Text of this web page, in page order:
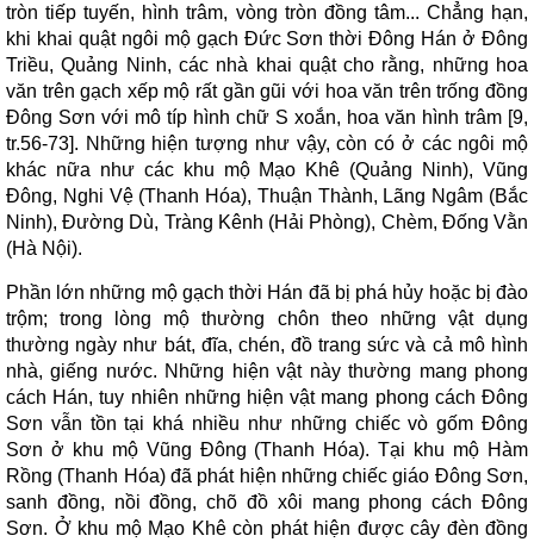
tròn tiếp tuyến, hình trâm, vòng tròn đồng tâm... Chẳng hạn,
khi khai quật ngôi mộ gạch Đức Sơn thời Đông Hán ở Đông
Triều, Quảng Ninh, các nhà khai quật cho rằng, những hoa
văn trên gạch xếp mộ rất gần gũi với hoa văn trên trống đồng
Đông Sơn với mô típ hình chữ S xoắn, hoa văn hình trâm [9,
tr.56-73]. Những hiện tượng như vậy, còn có ở các ngôi mộ
khác nữa như các khu mộ Mạo Khê (Quảng Ninh), Vũng
Đông, Nghi Vệ (Thanh Hóa), Thuận Thành, Lãng Ngâm (Bắc
Ninh), Đường Dù, Tràng Kênh (Hải Phòng), Chèm, Đống Vằn
(Hà Nội).
Phần lớn những mộ gạch thời Hán đã bị phá hủy hoặc bị đào
trộm; trong lòng mộ thường chôn theo những vật dụng
thường ngày như bát, đĩa, chén, đồ trang sức và cả mô hình
nhà, giếng nước. Những hiện vật này thường mang phong
cách Hán, tuy nhiên những hiện vật mang phong cách Đông
Sơn vẫn tồn tại khá nhiều như những chiếc vò gốm Đông
Sơn ở khu mộ Vũng Đông (Thanh Hóa). Tại khu mộ Hàm
Rồng (Thanh Hóa) đã phát hiện những chiếc giáo Đông Sơn,
sanh đồng, nồi đồng, chõ đồ xôi mang phong cách Đông
Sơn. Ở khu mộ Mạo Khê còn phát hiện được cây đèn đồng